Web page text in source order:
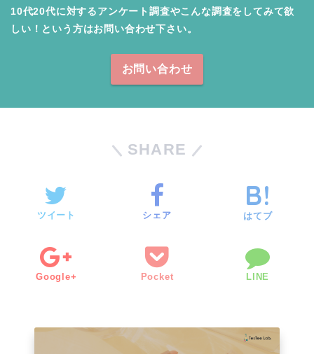
10代20代に対するアンケート調査やこんな調査をしてみて欲
しい！という方はお問い合わせ下さい。
お問い合わせ
SHARE
ツイート シェア はてブ
Google+ Pocket LINE